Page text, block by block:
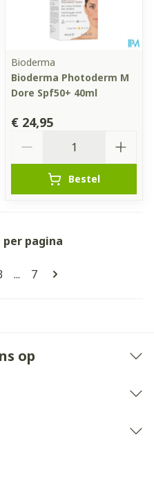
Bioderma
Bioderma Photoderm M
Dore Spf50+ 40ml
€ 24,95
Bestel
pagina
... Pagina
7
per pagina
op